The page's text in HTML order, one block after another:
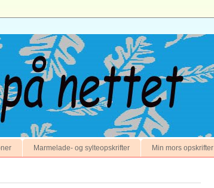
Marmelade- og sylteopskrifter Min mors opskrifter